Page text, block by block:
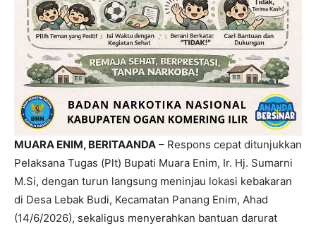
MUARA ENIM, BERITAANDA – Respons cepat ditunjukkan
Pelaksana Tugas (Plt) Bupati Muara Enim, Ir. Hj. Sumarni
M.Si, dengan turun langsung meninjau lokasi kebakaran
di Desa Lebak Budi, Kecamatan Panang Enim, Ahad
(14/6/2026), sekaligus menyerahkan bantuan darurat